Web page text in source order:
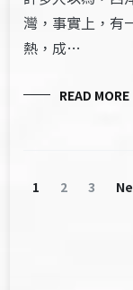
灣，事實上，有
熱，成…
READ MORE
Posts
Page
1 Page
2 Page
3